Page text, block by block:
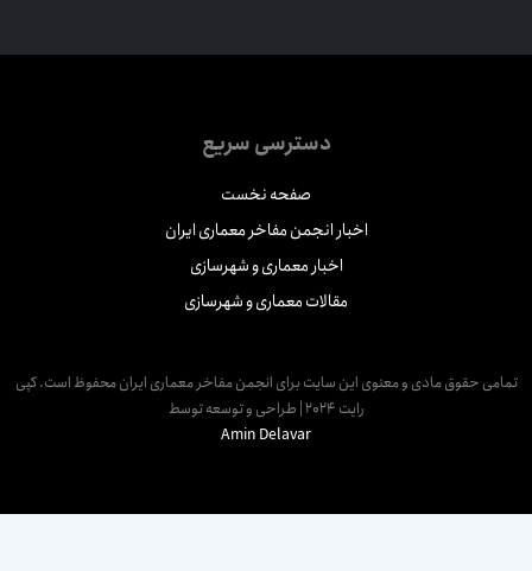
دسترسی سریع
صفحه نخست
اخبار انجمن مفاخر معماری ایران
اخبار معماری و شهرسازی
مقالات معماری و شهرسازی
حقوق مادی و معنوی این سایت برای انجمن مفاخر معماری ایران محفوظ است. کپی
رایت 2024 | طراحی و توسعه توسط
Amin Delavar